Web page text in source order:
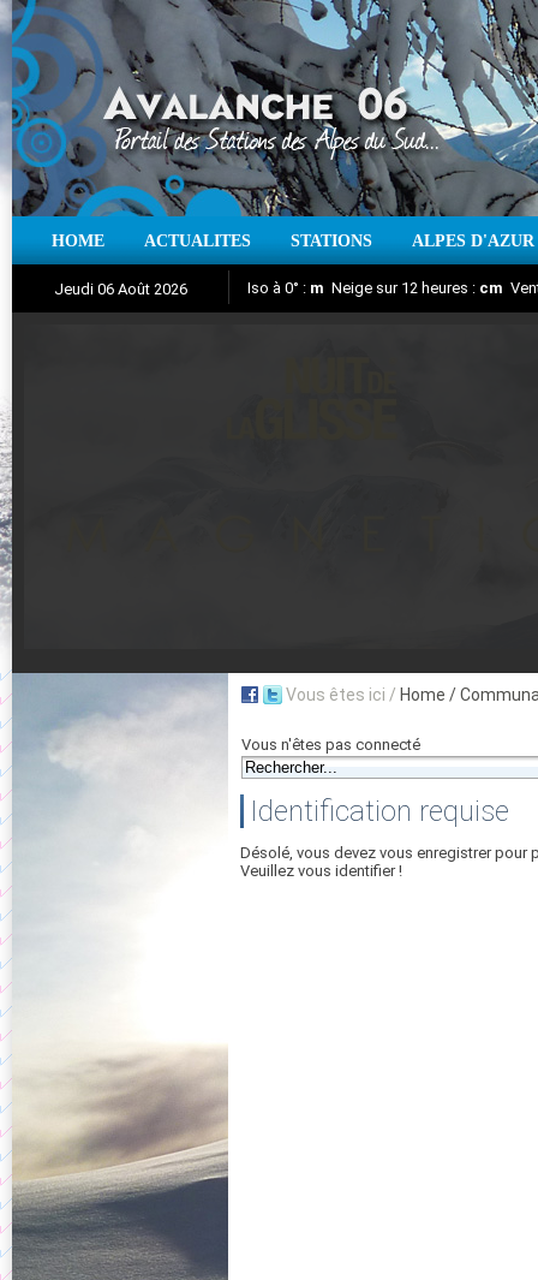
HOME ACTUALITES STATIONS ALPES D'AZUR
Jeudi 06 Août 2026 Iso à 0° : m Neige sur 12 heures : cm
Vous êtes ici / Home /
Vous n'êtes pas connecté
Identification requise
Désolé, vous devez vous enregistrer pour
Veuillez vous identifier !